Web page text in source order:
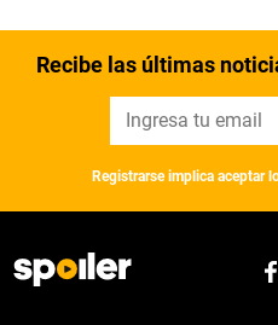
Recibe las últimas
Registrarse implica aceptar